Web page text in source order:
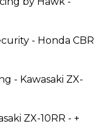
- Honda CBR
- Kawasaki ZX-
ZX-10RR - +